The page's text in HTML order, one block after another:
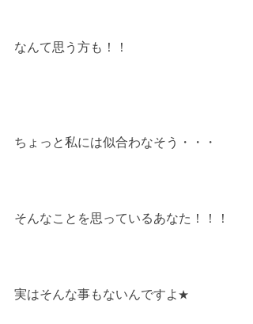
なんて思う方も！！
ちょっと私には似合わなそう・・・
そんなことを思っているあなた！！！
実はそんな事もないんですよ★